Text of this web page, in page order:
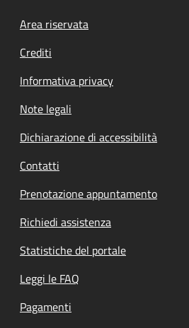
Footer menu
Area riservata
Crediti
Informativa privacy
Note legali
Dichiarazione di accessibilità
Contatti
Prenotazione appuntamento
Richiedi assistenza
Statistiche del portale
Leggi le FAQ
Pagamenti